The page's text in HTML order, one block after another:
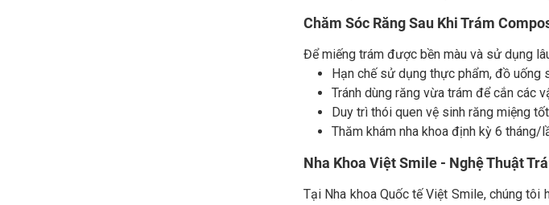
Chăm Sóc Răng Sau Khi Trám
Để miếng trám được bền màu và sử dụng
Hạn chế sử dụng thực phẩm, đồ uống
Tránh dùng răng vừa trám để cắn các
Duy trì thói quen vệ sinh răng miệng
Thăm khám nha khoa định kỳ 6
Nha Khoa Việt Smile - Nghệ Thuật
Tại Nha khoa Quốc tế Việt Smile, chúng